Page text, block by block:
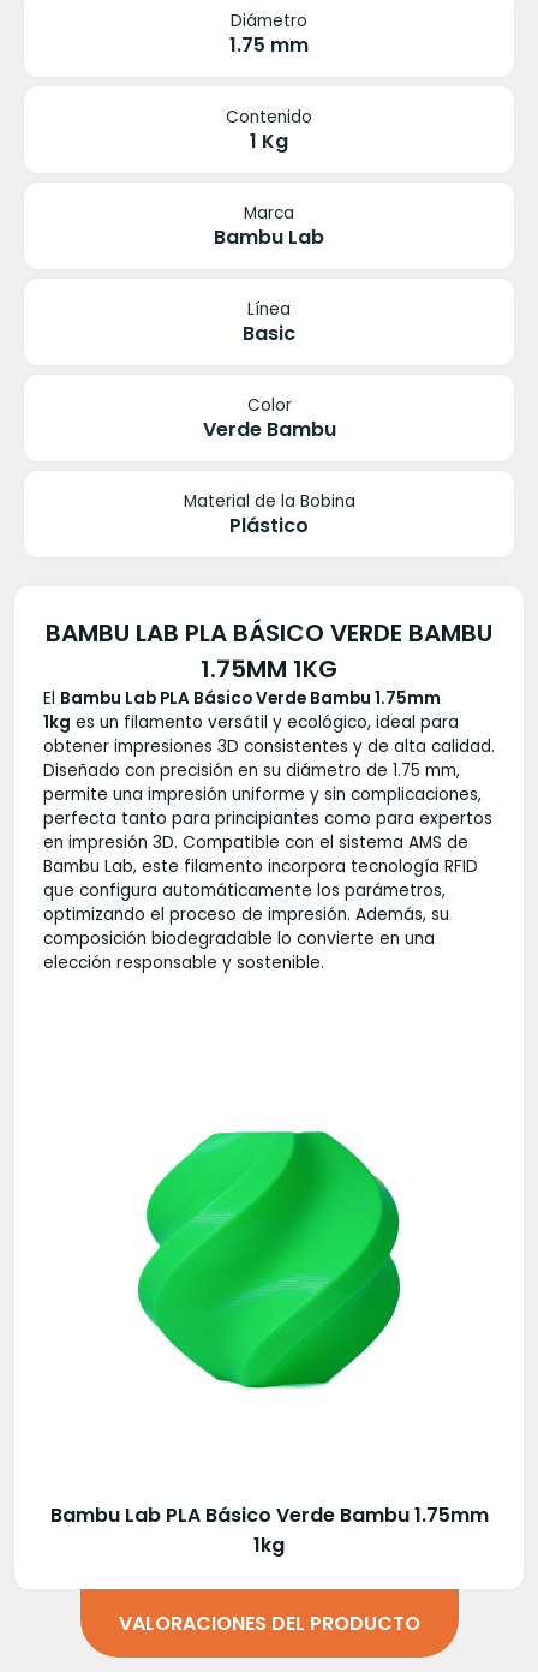
Diámetro
1.75 mm
Contenido
1 Kg
Marca
Bambu Lab
Línea
Basic
Color
Verde Bambu
Material de la Bobina
Plástico
BAMBU LAB PLA BÁSICO VERDE BAMBU
1.75MM 1KG
El Bambu Lab PLA Básico Verde Bambu 1.75mm
1kg es un filamento versátil y ecológico, ideal para
obtener impresiones 3D consistentes y de alta calidad.
Diseñado con precisión en su diámetro de 1.75 mm,
permite una impresión uniforme y sin complicaciones,
perfecta tanto para principiantes como para expertos
en impresión 3D. Compatible con el sistema AMS de
Bambu Lab, este filamento incorpora tecnología RFID
que configura automáticamente los parámetros,
optimizando el proceso de impresión. Además, su
composición biodegradable lo convierte en una
elección responsable y sostenible.
Bambu Lab PLA Básico Verde Bambu 1.75mm
1kg
VALORACIONES DEL PRODUCTO